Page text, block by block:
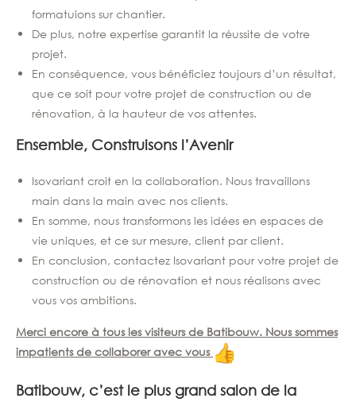
formatuions sur chantier.
De plus, notre expertise garantit la réussite de votre
projet.
En conséquence, vous bénéficiez toujours d’un résultat,
que ce soit pour votre projet de construction ou de
rénovation, à la hauteur de vos attentes.
Ensemble, Construisons l’Avenir
Isovariant croit en la collaboration. Nous travaillons
main dans la main avec nos clients.
En somme, nous transformons les idées en espaces de
vie uniques, et ce sur mesure, client par client.
En conclusion, contactez Isovariant pour votre projet de
construction ou de rénovation et nous réalisons avec
vous vos ambitions.
Merci encore à tous les visiteurs de Batibouw. Nous sommes
impatients de collaborer avec vous
Batibouw, c’est le plus grand salon de la